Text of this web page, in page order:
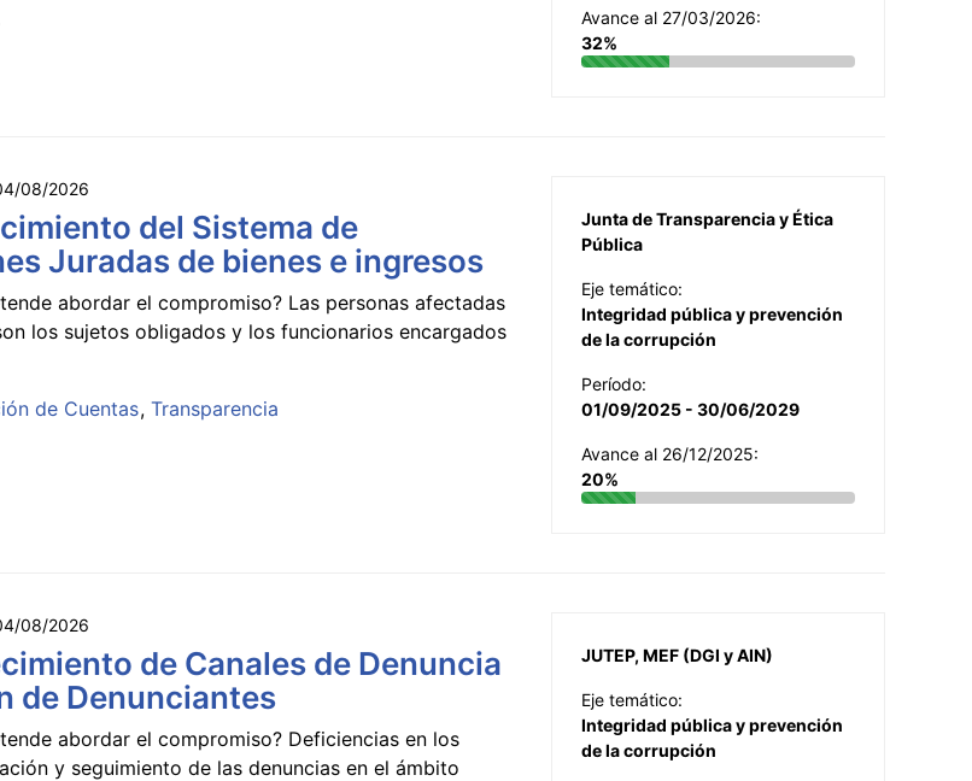
Avance al 27/03/2026:
32%
08/2026
del Sistema de
Juradas de bienes e ingresos
abordar el compromiso? Las personas afectadas
los sujetos obligados y los funcionarios encargados
de Cuentas Transparencia
Junta de Transparencia y Ética
Pública
Eje temático:
Integridad pública y prevención
de la corrupción
Período:
01/09/2025 - 30/06/2029
Avance al 26/12/2025:
20%
08/2026
de Canales de Denuncia
de Denunciantes
abordar el compromiso? Deficiencias en los
y seguimiento de las denuncias en el ámbito
JUTEP, MEF (DGI y AIN)
Eje temático:
Integridad pública y prevención
de la corrupción